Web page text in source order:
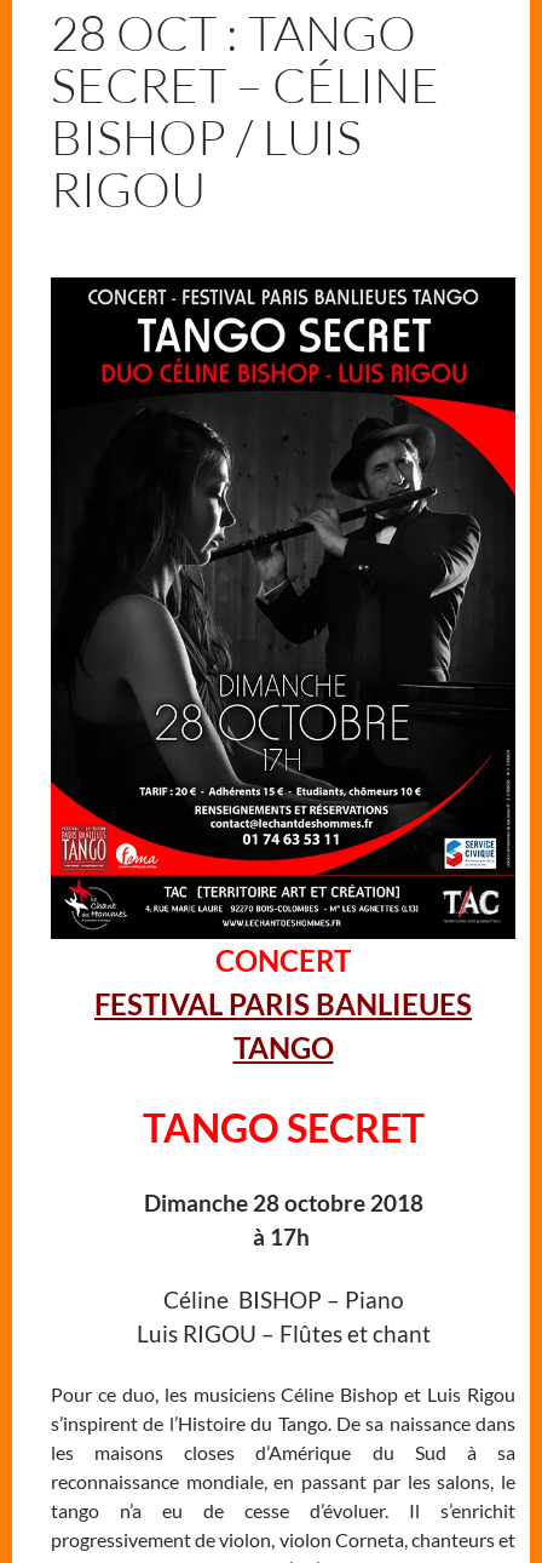
28 OCT : TANGO
SECRET – CÉLINE
BISHOP / LUIS
RIGOU
CONCERT
FESTIVAL PARIS BANLIEUES
TANGO
TANGO SECRET
Dimanche 28 octobre 2018
à 17h
Céline BISHOP – Piano
Luis RIGOU – Flûtes et chant
Pour ce duo, les musiciens Céline Bishop et Luis Rigou
s’inspirent de l’Histoire du Tango. De sa naissance dans
les maisons closes d’Amérique du Sud à sa
reconnaissance mondiale, en passant par les salons, le
tango n’a eu de cesse d’évoluer. Il s’enrichit
progressivement de violon, violon Corneta, chanteurs et